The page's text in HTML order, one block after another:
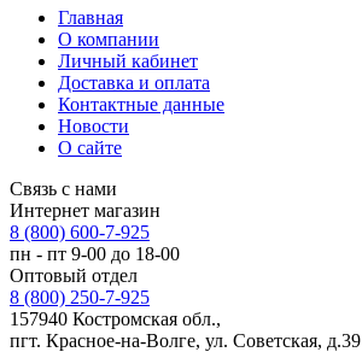
Главная
О компании
Личный кабинет
Доставка и оплата
Контактные данные
Новости
О сайте
Связь с нами
Интернет магазин
8 (800) 600-7-925
пн - пт 9-00 до 18-00
Оптовый отдел
8 (800) 250-7-925
157940 Костромская обл.,
пгт. Красное-на-Волге, ул. Советская, д.39